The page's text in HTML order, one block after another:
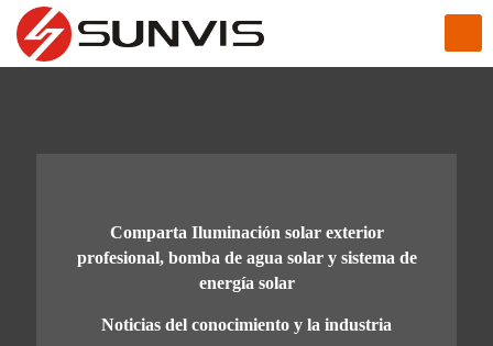
Comparta Iluminación solar exterior
profesional, bomba de agua solar y sistema de
energía solar
Noticias del conocimiento y la industria